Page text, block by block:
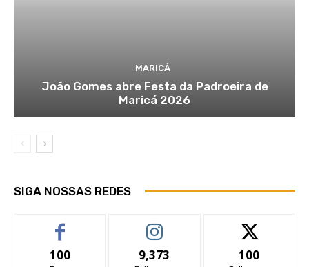
MARICÁ
João Gomes abre Festa da Padroeira de
Maricá 2026
SIGA NOSSAS REDES
100 9,373 100